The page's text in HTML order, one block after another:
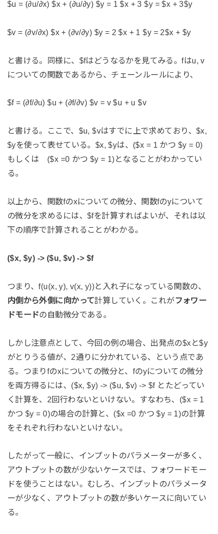
$u = (∂u/∂x) $x + (∂u/∂y) $y = 1 $x + 3 $y = $x + 3$y
$v = (∂v/∂x) $x + (∂v/∂y) $y = 2 $x + 1 $y = 2$x + $y
と書ける。同様に、$fはどうなるかを見てみる。fはu, v
についての関数であるから、チェーンルールにより、
$f = (∂f/∂u) $u + (∂f/∂v) $v = v $u + u $v
と書ける。ここで、$u, $vはすでに上で求めており、$x,
$yを使って表せている。$x, $yは、($x = 1 かつ $y = 0)
もしくは ($x =0 かつ $y = 1)となることがわかってい
る。
以上から、関数fのxについての微分、関数fのyについて
の微分を求めるには、$fを計算すればよいが、それは以
下の順序で計算されることがわかる。
($x, $y) -> ($u, $v) -> $f
つまり、f(u(x, y), v(x, y))と入れ子になっている関数の、
内側から外側に向かって計算していく。これがフォワー
ドモードの自動微分である。
しかし注意点として、今回の例の場合、出発点の$xと$y
がとりうる値が、2通りに分かれている、という点であ
る。つまりfのxについての微分と、fのyについての微分
を両方得るには、($x, $y) -> ($u, $v) -> $f とたどってい
く計算を、2回行わないといけない。すなわち、($x = 1
かつ $y = 0)の場合の計算と、($x =0 かつ $y = 1)の計算
をそれぞれ行わないといけない。
したがって一般に、インプットのパラメーターが多く、
アウトプットの数が少ないケースでは、フォワードモー
ドを使うことはない。むしろ、インプットのパラメータ
ーが少なく、アウトプットの数が多いケースに向いてい
る。